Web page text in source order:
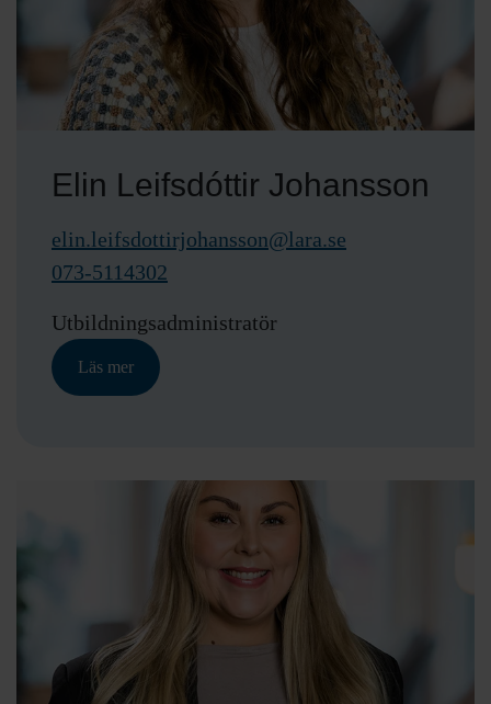
Elin Leifsdóttir Johansson
elin.leifsdottirjohansson@lara.se
073-5114302
Utbildningsadministratör
Läs mer